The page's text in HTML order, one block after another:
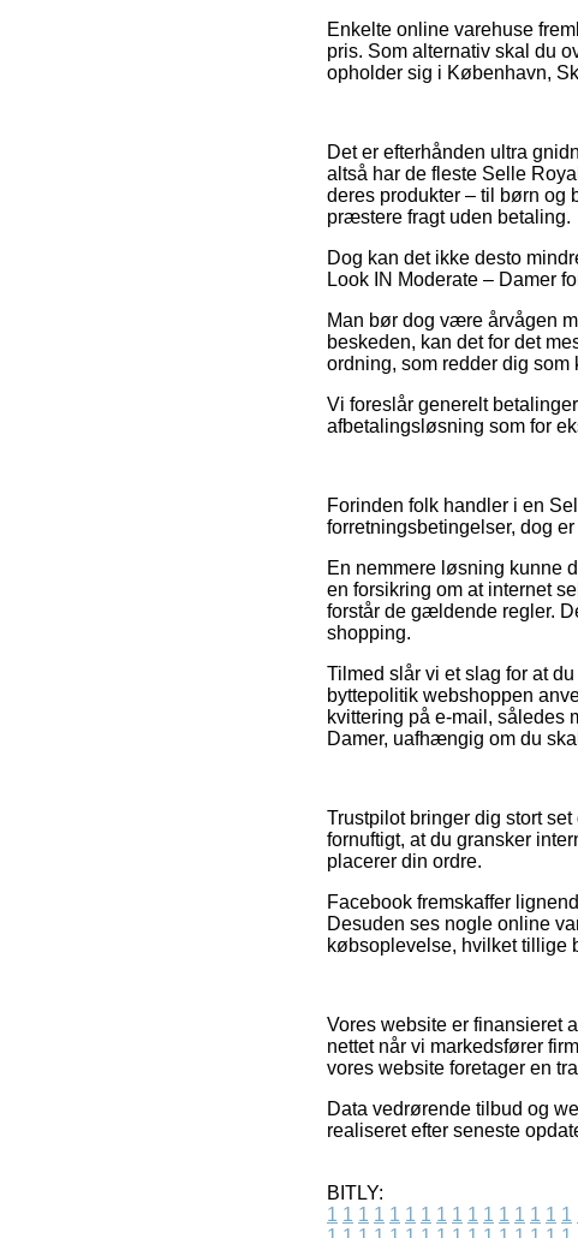
Enkelte online varehuse
pris. Som alternativ skal du
opholder sig i København,
Det er efterhånden ultra
altså har de fleste Selle
deres produkter – til børn og
præstere fragt uden betaling.
Dog kan det ikke desto
Look IN Moderate – Damer
Man bør dog være årvågen
beskeden, kan det for det
ordning, som redder dig
Vi foreslår generelt
afbetalingsløsning som for
Forinden folk handler i en
forretningsbetingelser, dog
En nemmere løsning kunne
en forsikring om at internet
forstår de gældende regler.
shopping.
Tilmed slår vi et slag for at
byttepolitik webshoppen
kvittering på e-mail, således
Damer, uafhængig om du
Trustpilot bringer dig stort
fornuftigt, at du gransker
placerer din ordre.
Facebook fremskaffer
Desuden ses nogle online
købsoplevelse, hvilket tillige
Vores website er finansieret
nettet når vi markedsfører
vores website foretager en
Data vedrørende tilbud og
realiseret efter seneste
BITLY:
1 1 1 1 1 1 1 1 1 1 1 1 1 1 1 1